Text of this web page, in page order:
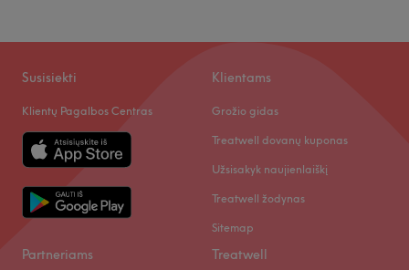
Susisiekti
Klientų Pagalbos Centras
Klientams
Grožio gidas
Treatwell dovanų kuponas
Užsisakyk naujienlaiškį
Treatwell žodynas
Sitemap
Partneriams Treatwell